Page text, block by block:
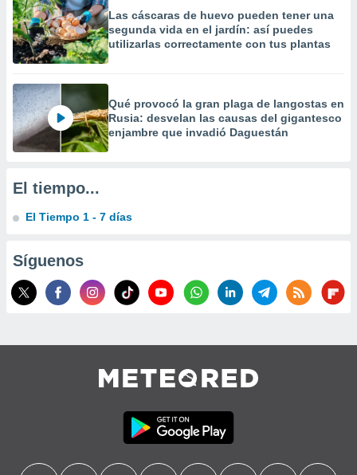
Las cáscaras de huevo pueden tener una
segunda vida en el jardín: así puedes
utilizarlas correctamente con tus plantas
Qué provocó la gran plaga de langostas en
Rusia: desvelan las causas del gigantesco
enjambre que invadió Daguestán
El tiempo...
El Tiempo 1 - 7 días
Síguenos